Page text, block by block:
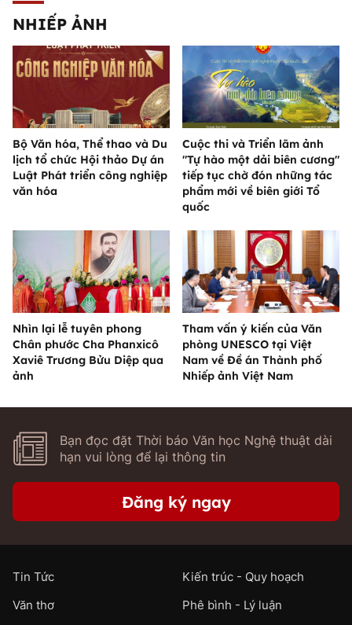
NHIẾP ẢNH
Bộ Văn hóa, Thể thao và Du
lịch tổ chức Hội thảo Dự án
Luật Phát triển công nghiệp
văn hóa
Cuộc thi và Triển lãm ảnh
"Tự hào một dải biên cương"
tiếp tục chờ đón những tác
phẩm mới về biên giới Tổ
quốc
Nhìn lại lễ tuyên phong
Chân phước Cha Phanxicô
Xaviê Trương Bửu Diệp qua
ảnh
Tham vấn ý kiến của Văn
phòng UNESCO tại Việt
Nam về Đề án Thành phố
Nhiếp ảnh Việt Nam
Bạn đọc đặt Thời báo Văn học Nghệ thuật dài
hạn vui lòng để lại thông tin
Đăng ký ngay
Tin Tức
Kiến trúc - Quy hoạch
Văn thơ
Phê bình - Lý luận